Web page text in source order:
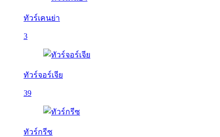
ทัวร์เคนย่า
3
ทัวร์จอร์เจีย
39
ทัวร์กรีซ